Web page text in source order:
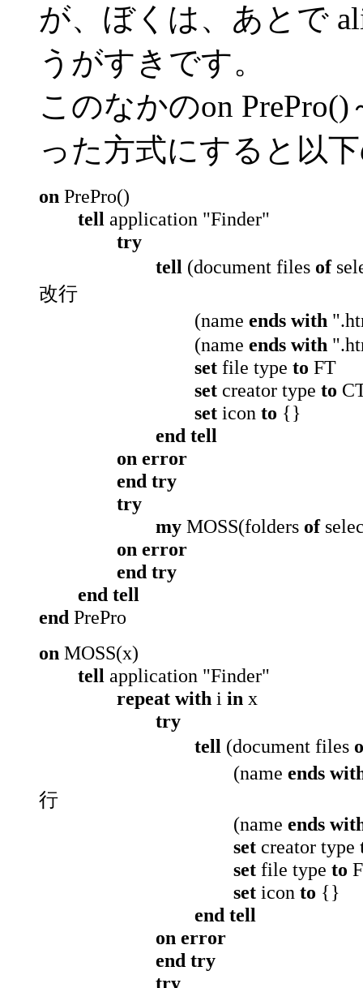
が、ぼくは、あとで
うがすきです。
このなかのon
った方式にすると以
on PrePro()
tell application "Finder"
try
tell (document files of
改行
(name ends with
(name ends with
set file type to FT
set creator type to
set icon to {}
end tell
on error
end try
try
my MOSS(folders of
on error
end try
end tell
end PrePro
on MOSS(x)
tell application "Finder"
repeat with i in x
try
tell (document files
(name ends
行
(name ends
set creator type
set file type to
set icon to {}
end tell
on error
end try
try